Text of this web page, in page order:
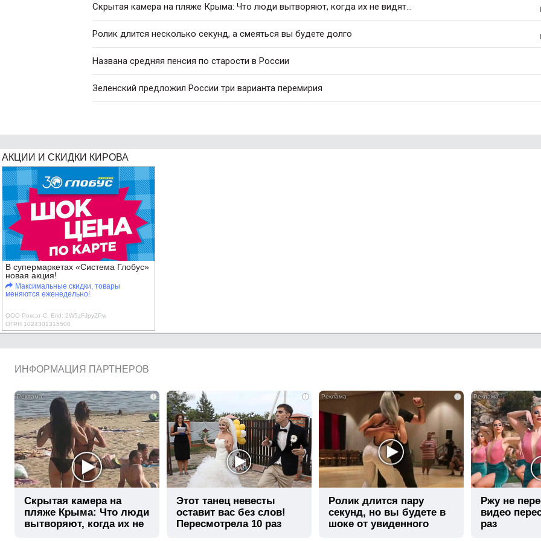
Скрытая камера на пляже Крыма: Что люди вытворяют, когда их не видят...
Ролик длится несколько секунд, а смеяться вы будете долго
Названа средняя пенсия по старости в России
Зеленский предложил России три варианта перемирия
АКЦИИ И СКИДКИ КИРОВА
В супермаркетах «Система Глобус»
новая акция!
Максимальные скидки, товары
меняются еженедельно!
ООО Роксэт-С, Erid: 2W5zFJpyZPw
ОГРН 1024301315500
ИНФОРМАЦИЯ ПАРТНЕРОВ
i
Скрытая камера на
пляже Крыма: Что люди
вытворяют, когда их не
i
Этот танец невесты
оставит вас без слов!
Пересмотрела 10 раз
i
Ролик длится пару
секунд, но вы будете в
шоке от увиденного
Ржу не
видео
раз